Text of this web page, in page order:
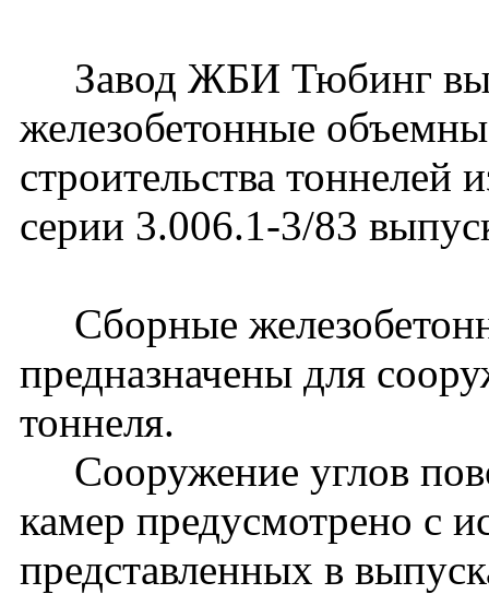
Завод ЖБИ Тюбинг
железобетонные
строительства тоннелей
серии 3.006.1-3/83
Сборные
предназначены для
тоннеля.
Сооружение углов
камер предусмотрено с
представленных в